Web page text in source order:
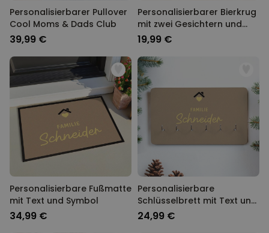
Personalisierbarer Pullover
Cool Moms & Dads Club
39,99 €
Personalisierbarer Bierkrug
mit zwei Gesichtern und
Logo
19,99 €
Personalisierbare Fußmatte
mit Text und Symbol
34,99 €
Personalisierbare
Schlüsselbrett mit Text und
Symbol
24,99 €